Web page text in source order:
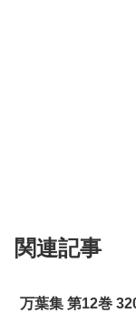
関連記事
万葉集 第12巻